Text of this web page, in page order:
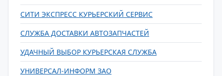
СИТИ ЭКСПРЕСС КУРЬЕРСКИЙ СЕРВИС
СЛУЖБА ДОСТАВКИ АВТОЗАПЧАСТЕЙ
УДАЧНЫЙ ВЫБОР КУРЬЕРСКАЯ СЛУЖБА
УНИВЕРСАЛ-ИНФОРМ ЗАО